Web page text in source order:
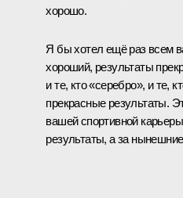
хорошо.
Я бы хотел ещё раз всем
хороший, результаты
и те, кто «серебро», и те,
прекрасные результаты.
вашей спортивной
результаты, а за